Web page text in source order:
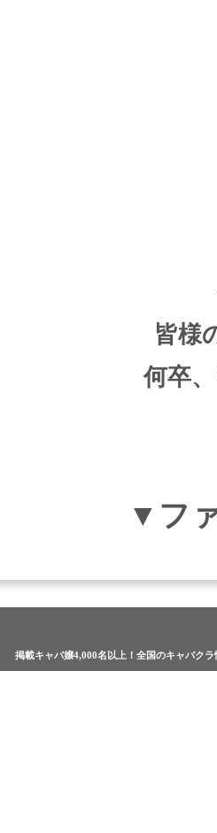
皆様
何卒
▼フ
掲載キャバ嬢4,000名以上！全国のキャバク